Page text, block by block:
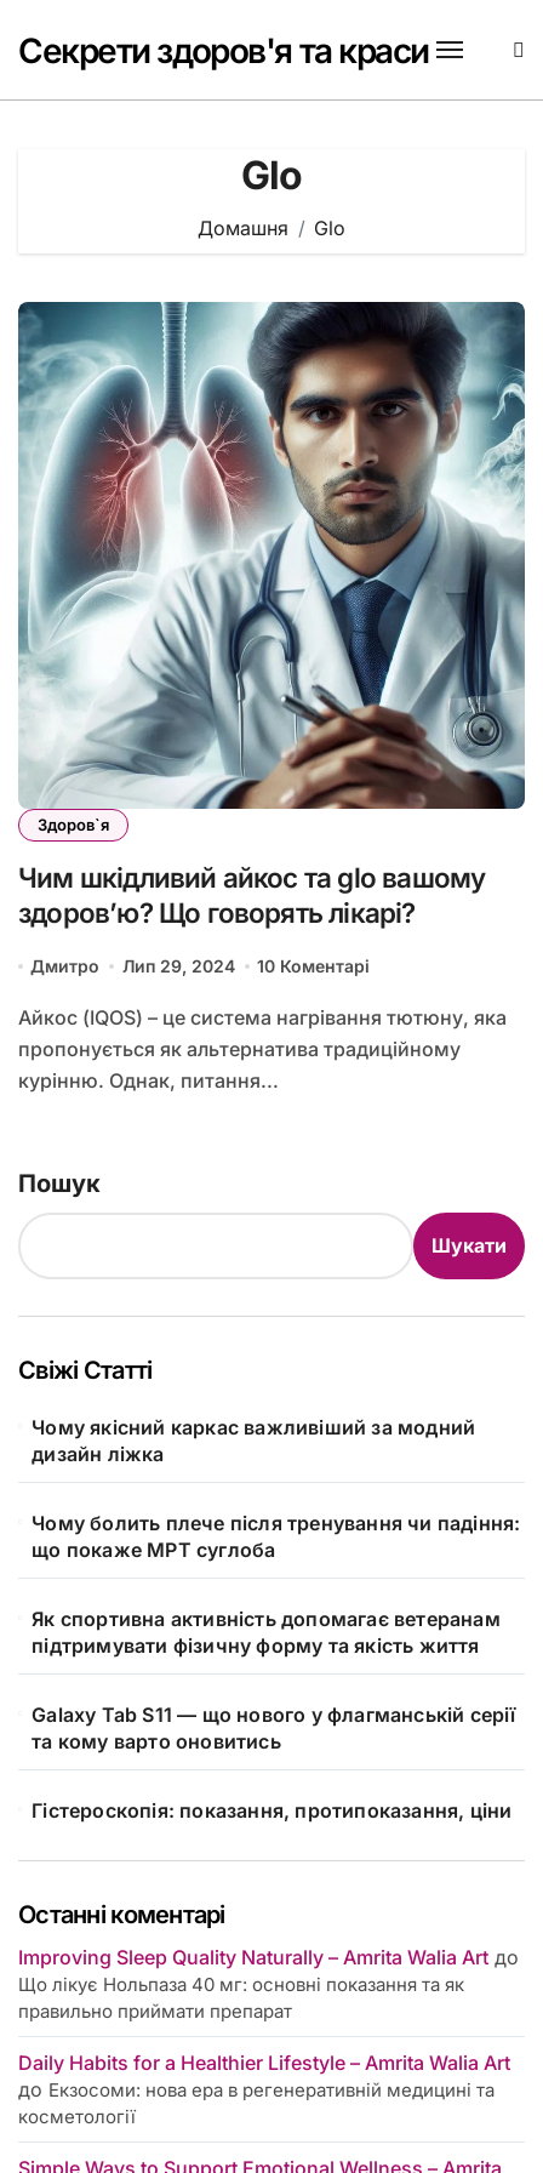
до
вмісту
Секрети здоров'я та краси
Glo
Домашня Glo
Здоров`я
Чим шкідливий айкос та glo вашому
здоров’ю? Що говорять лікарі?
Дмитро Лип 29, 2024 10 Коментарі
Айкос (IQOS) – це система нагрівання тютюну, яка
пропонується як альтернатива традиційному
курінню. Однак, питання...
Пошук
Шукати
Свіжі Статті
Чому якісний каркас важливіший за модний
дизайн ліжка
Чому болить плече після тренування чи падіння:
що покаже МРТ суглоба
Як спортивна активність допомагає ветеранам
підтримувати фізичну форму та якість життя
Galaxy Tab S11 — що нового у флагманській серії
та кому варто оновитись
Гістероскопія: показання, протипоказання, ціни
Останні коментарі
Improving Sleep Quality Naturally – Amrita Walia Art до
Що лікує Нольпаза 40 мг: основні показання та як
правильно приймати препарат
Daily Habits for a Healthier Lifestyle – Amrita Walia Art
до Екзосоми: нова ера в регенеративній медицині та
косметології
Simple Ways to Support Emotional Wellness – Amrita